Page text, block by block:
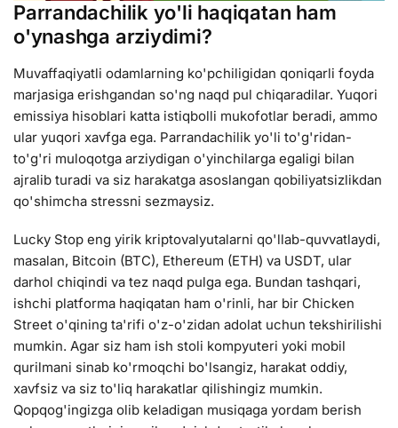
Parrandachilik yo'li haqiqatan ham
o'ynashga arziydimi?
Muvaffaqiyatli odamlarning ko'pchiligidan qoniqarli foyda
marjasiga erishgandan so'ng naqd pul chiqaradilar. Yuqori
emissiya hisoblari katta istiqbolli mukofotlar beradi, ammo
ular yuqori xavfga ega. Parrandachilik yo'li to'g'ridan-
to'g'ri muloqotga arziydigan o'yinchilarga egaligi bilan
ajralib turadi va siz harakatga asoslangan qobiliyatsizlikdan
qo'shimcha stressni sezmaysiz.
Lucky Stop eng yirik kriptovalyutalarni qo'llab-quvvatlaydi,
masalan, Bitcoin (BTC), Ethereum (ETH) va USDT, ular
darhol chiqindi va tez naqd pulga ega. Bundan tashqari,
ishchi platforma haqiqatan ham o'rinli, har bir Chicken
Street o'qining ta'rifi o'z-o'zidan adolat uchun tekshirilishi
mumkin. Agar siz ham ish stoli kompyuteri yoki mobil
qurilmani sinab ko'rmoqchi bo'lsangiz, harakat oddiy,
xavfsiz va siz to'liq harakatlar qilishingiz mumkin.
Qopqog'ingizga olib keladigan musiqaga yordam berish